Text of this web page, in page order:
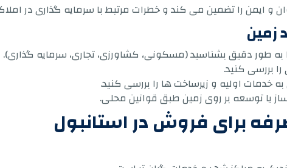
روان و ایمن را تضمین می کند و خطرات مرتبط با سرمایه گذاری
زمین
به طور دقیق بشناسید (مسکونی، کشاورزی، تجاری، سرمایه گذاری).
بررسی کنید.
خدمات اولیه و زیرساخت ها را بررسی کنید.
یا توسعه بر روی زمین طبق قوانین محلی.
برای فروش در استانبول